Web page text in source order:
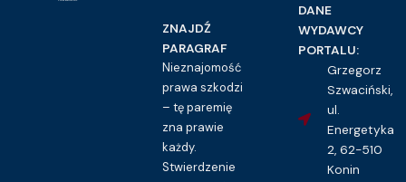
ZNAJDŹ
PARAGRAF
Nieznajomość
prawa szkodzi
– tę paremię
zna prawie
każdy.
Stwierdzenie
DANE
WYDAWCY
PORTALU:
Grzegorz
Szwaciński,
ul.
Energetyka
2, 62-510
Konin